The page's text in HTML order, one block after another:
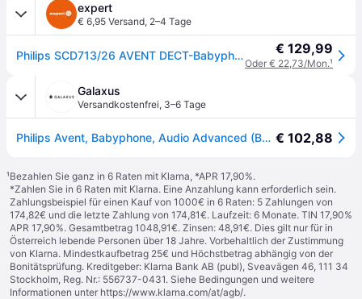
expert
€ 6,95 Versand, 2–4 Tage
Philips SCD713/26 AVENT DECT-Babyphone € 129,99
Oder € 22,73/Mon.¹
Galaxus
Versandkostenfrei, 3–6 Tage
Philips Avent, Babyphone, Audio Advanced (Babyphone Audio, 330m) € 102,88
¹Bezahlen Sie ganz in 6 Raten mit Klarna, *APR 17,90%.
*Zahlen Sie in 6 Raten mit Klarna. Eine Anzahlung kann erforderlich sein.
Zahlungsbeispiel für einen Kauf von 1000€ in 6 Raten: 5 Zahlungen von
174,82€ und die letzte Zahlung von 174,81€. Laufzeit: 6 Monate. TIN 17,90%
APR 17,90%. Gesamtbetrag 1048,91€. Zinsen: 48,91€. Dies gilt nur für in
Österreich lebende Personen über 18 Jahre. Vorbehaltlich der Zustimmung
von Klarna. Mindestkaufbetrag 25€ und Höchstbetrag abhängig von der
Bonitätsprüfung. Kreditgeber: Klarna Bank AB (publ), Sveavägen 46, 111 34
Stockholm, Reg. Nr.: 556737-0431. Siehe Bedingungen und weitere
Informationen unter https://www.klarna.com/at/agb/.